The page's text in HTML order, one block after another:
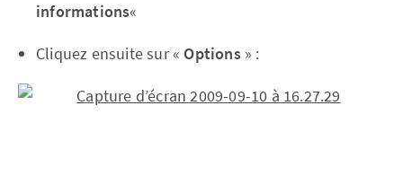
informations«
Cliquez ensuite sur « Options» :